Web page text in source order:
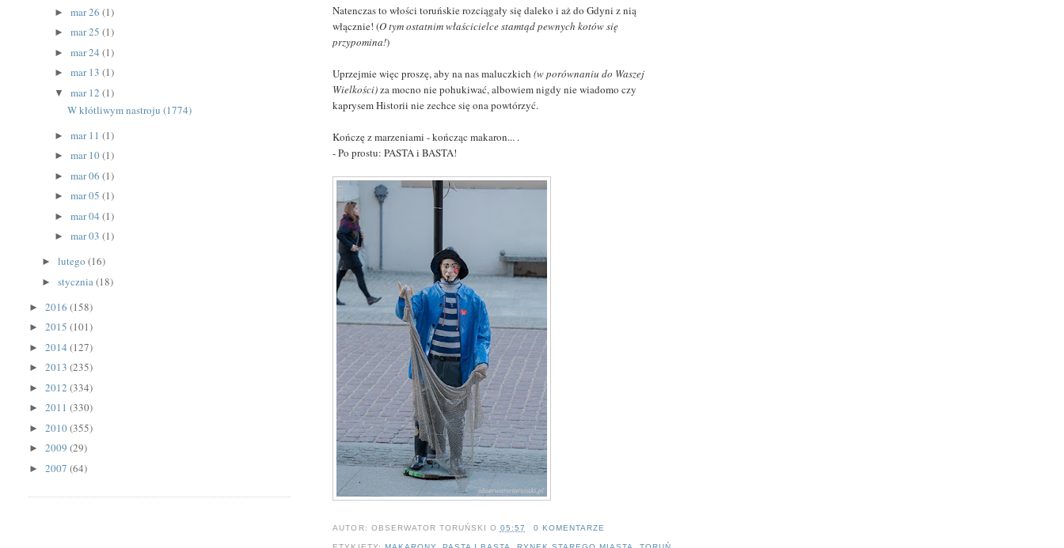
Natenczas to włości toruńskie rozciągały się daleko i aż do Gdyni z nią
włącznie! (O tym ostatnim właścicielce stamtąd pewnych kotów się
przypomina!)
Uprzejmie więc proszę, aby na nas maluczkich(w porównaniu do Waszej
Wielkości)za mocno nie pohukiwać, albowiem nigdy nie wiadomo czy
kaprysem Historii nie zechce się ona powtórzyć.
Kończę z marzeniami - kończąc makaron... .
- Po prostu: PASTA i BASTA!
AUTOR: OBSERWATOR TORUŃSKI O 05:57 0 KOMENTARZE
► mar 26 (1)
► mar 25 (1)
► mar 24 (1)
► mar 13 (1)
▼ mar 12 (1)
W kłótliwym nastroju (1774)
► mar 11 (1)
► mar 10(1)
► mar 06 (1)
► mar 05 (1)
► mar 04 (1)
► mar 03 (1)
►lutego(16)
►stycznia(18)
►2016(158)
►2015(101)
►2014(127)
►2013(235)
►2012(334)
►2011(330)
►2010(355)
►2009(29)
►2007(64)